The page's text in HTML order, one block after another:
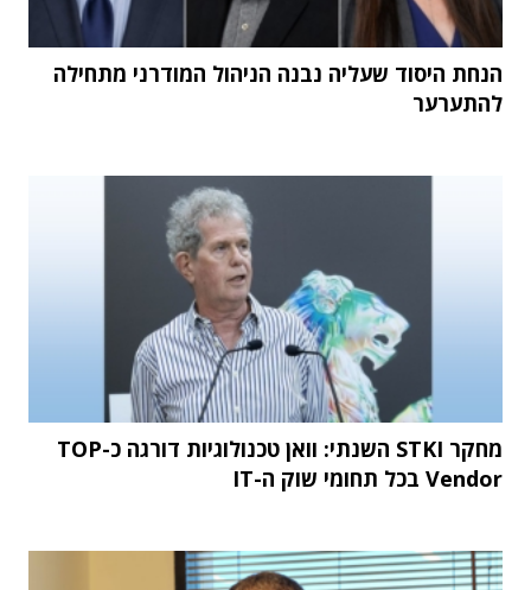
הנחת היסוד שעליה נבנה הניהול המודרני מתחילה
להתערער
מחקר STKI השנתי: וואן טכנולוגיות דורגה כ-TOP
Vendor בכל תחומי שוק ה-IT